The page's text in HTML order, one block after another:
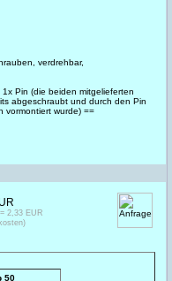
verdrehbar,
Pin (die beiden mitgelieferten
abgeschraubt und durch den Pin
vormontiert wurde) ==
50
2,33 EUR